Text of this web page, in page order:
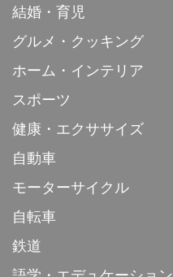
結婚・育児
グルメ・クッキング
ホーム・インテリア
スポーツ
健康・エクササイズ
自動車
モーターサイクル
自転車
鉄道